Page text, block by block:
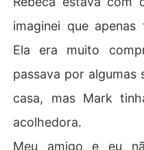
imaginei que
Ela era muito
passava por algumas
casa, mas Mark
acolhedora.
Meu amigo e eu